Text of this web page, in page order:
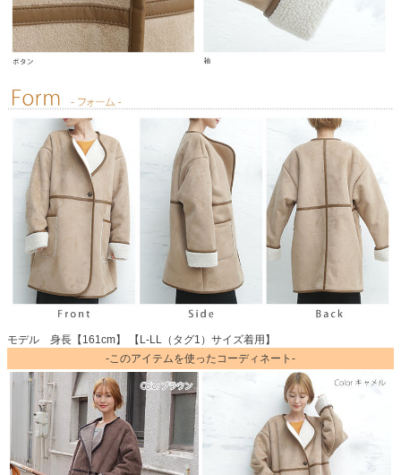
モデル 身長【161cm】 【L-LL（タグ1）サイズ着用】
-このアイテムを使ったコーディネート-